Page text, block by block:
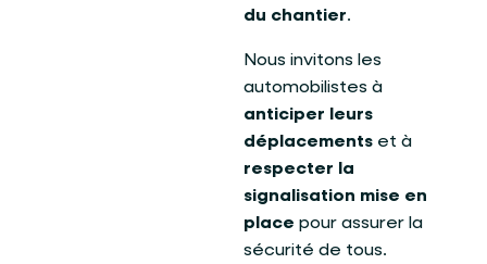
du chantier.
Nous invitons les
automobilistes à
anticiper leurs
déplacements et à
respecter la
signalisation mise en
place pour assurer la
sécurité de tous.